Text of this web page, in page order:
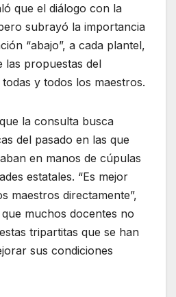
que el diálogo con la
subrayó la importancia
“abajo”, a cada plantel,
las propuestas del
y todos los maestros.
la consulta busca
del pasado en las que
en manos de cúpulas
estatales. “Es mejor
maestros directamente”,
muchos docentes no
tripartitas que se han
sus condiciones